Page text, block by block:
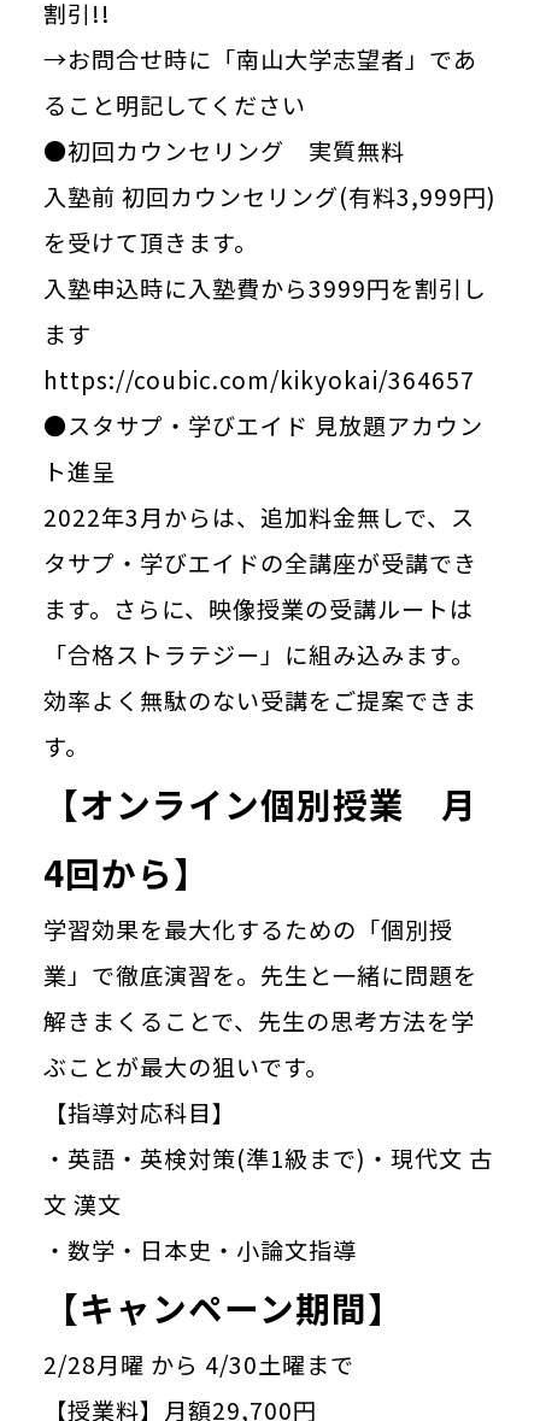
割引!!
→お問合せ時に「南山大学志望者」であ
ること明記してください
●初回カウンセリング 実質無料
入塾前 初回カウンセリング(有料3,999円)
を受けて頂きます。
入塾申込時に入塾費から3999円を割引し
ます
https://coubic.com/kikyokai/364657
●スタサプ・学びエイド 見放題アカウン
ト進呈
2022年3月からは、追加料金無しで、ス
タサプ・学びエイドの全講座が受講でき
ます。さらに、映像授業の受講ルートは
「合格ストラテジー」に組み込みます。
効率よく無駄のない受講をご提案できま
す。
【オンライン個別授業 月
4回から】
学習効果を最大化するための「個別授
業」で徹底演習を。先生と一緒に問題を
解きまくることで、先生の思考方法を学
ぶことが最大の狙いです。
【指導対応科目】
・英語・英検対策(準1級まで)・現代文 古
文 漢文
・数学・日本史・小論文指導
【キャンペーン期間】
2/28月曜 から 4/30土曜まで
【授業料】月額29,700円